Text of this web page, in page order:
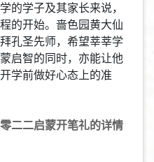
的学子及其家长来说，
的开始。啬色园黄大仙
孔圣先师，希望莘莘学
启智的同时，亦能让他
学前做好心态上的准
二二启蒙开笔礼的详情